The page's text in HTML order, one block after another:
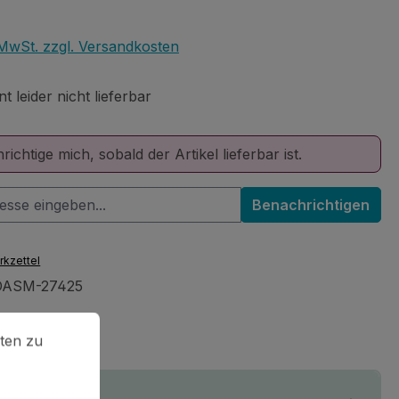
zzgl. Versandkosten
leider nicht lieferbar
mich, sobald der Artikel lieferbar ist.
Benachrichtigen
27425
zu können.
Mehr Informationen ...
zu